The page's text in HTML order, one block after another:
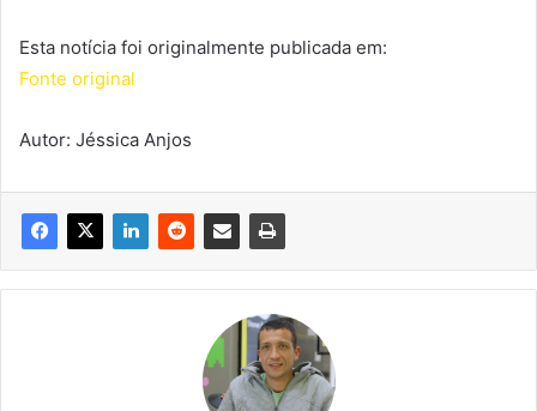
Esta notícia foi originalmente publicada em:
Fonte original
Autor: Jéssica Anjos